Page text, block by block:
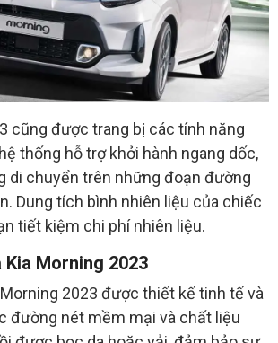
cũng được trang bị các tính năng
thống hỗ trợ khởi hành ngang dốc,
di chuyển trên những đoạn đường
Dung tích bình nhiên liệu của chiếc
tiết kiệm chi phí nhiên liệu.
Kia Morning 2023
2023 được thiết kế tinh tế và
đường nét mềm mại và chất liệu